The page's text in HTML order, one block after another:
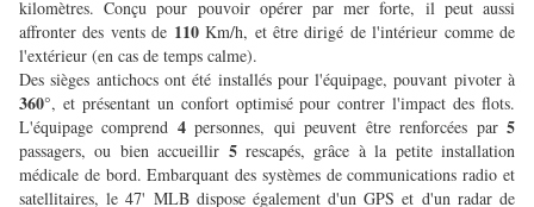
kilomètres. Conçu pour pouvoir opérer par mer forte, il peut aussi
affronter des vents de 110Km/h, et être dirigé de l'intérieur comme de
l'extérieur (en cas de temps calme).
Des sièges antichocs ont été installés pour l'équipage, pouvant pivoter à
360°, et présentant un confort optimisé pour contrer l'impact des flots.
L'équipage comprend 4personnes, qui peuvent être renforcées par5
passagers, ou bien accueillir 5rescapés, grâce à la petite installation
médicale de bord. Embarquant des systèmes de communications radio et
satellitaires, le 47' MLB dispose également d'un GPS et d'un radar de